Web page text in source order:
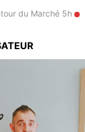
du Marché 5h